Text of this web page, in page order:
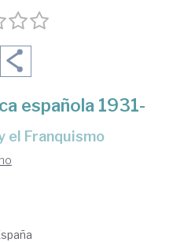
española 1931-
el Franquismo